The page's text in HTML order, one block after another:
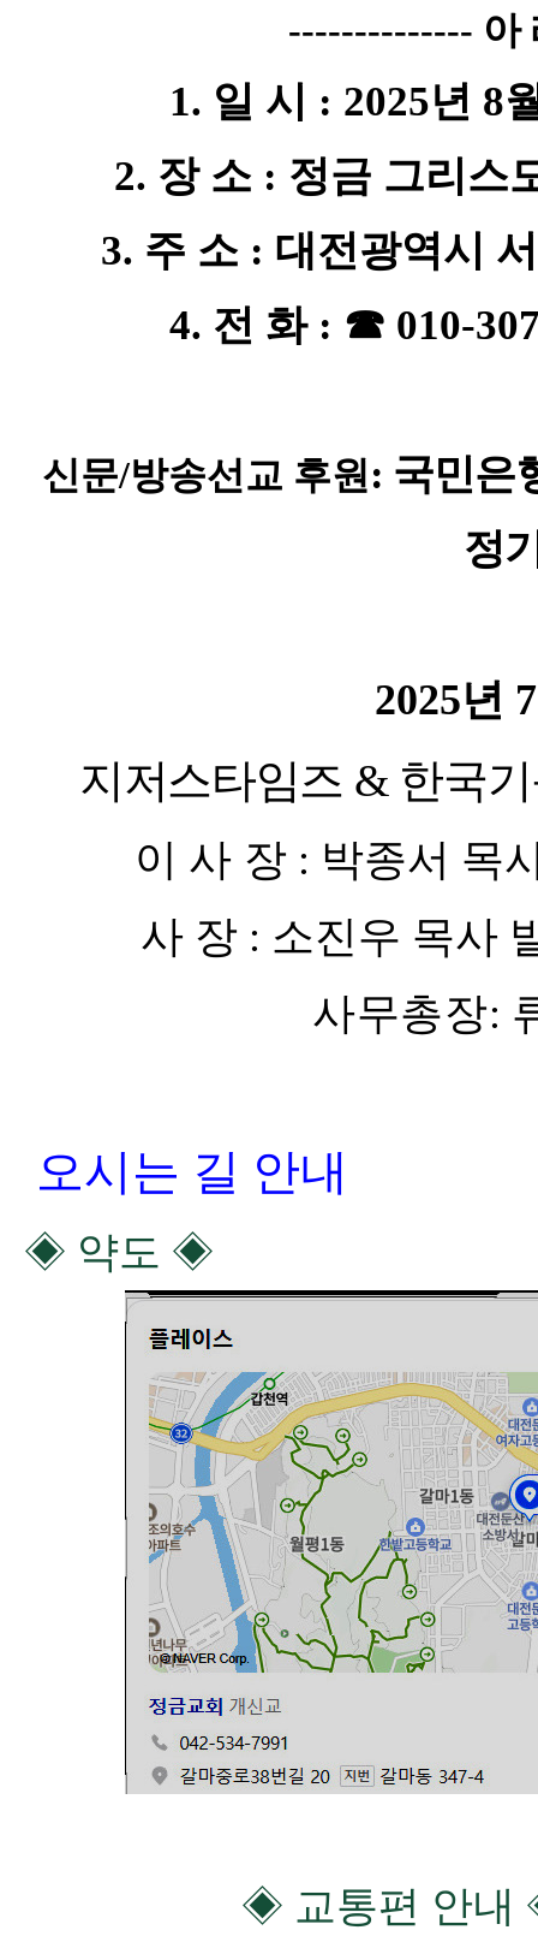
-------------- 아
1. 일 시 : 2025년 8
2. 장 소 : 정금 그리스
3. 주 소 : 대전광역시
4. 전 화 : ☎ 010-
신문/방송선교 후원: 국민은
정
2025년 7
지저스타임즈 & 한국
이 사 장 : 박종서 목
사 장 : 소진우 목사
사무총장:
오시는 길 안내
◈ 약도 ◈
◈ 교통편 안내